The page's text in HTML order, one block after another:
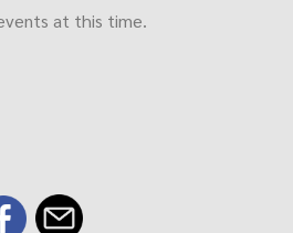
at this time.